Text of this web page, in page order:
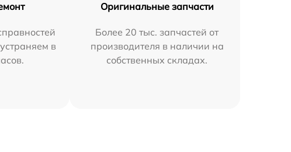
в
Оригинальные запчасти
Более 20 тыс. запчастей от
производителя в наличии на
собственных складах.